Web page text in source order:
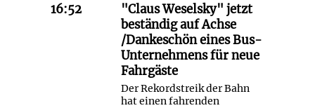
16:52
"Claus Weselsky" jetzt
beständig auf Achse
/Dankeschön eines Bus-
Unternehmens für neue
Fahrgäste
Der Rekordstreik der Bahn
hat einen fahrenden